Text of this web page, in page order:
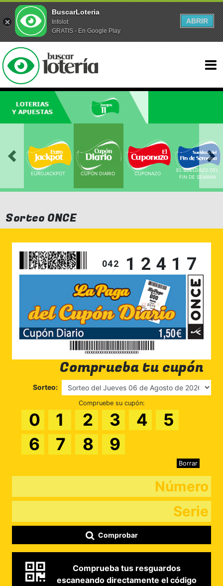
EUROJACKPOT CUPÓN DIARIO CUPONAZO
EL SUELDAZO DEL
FIN DE SEMANA
Sorteo ONCE
12417
042
Comprueba tu cupón
Sorteo:
Compruebe su cupón:
0 1 2 3 4
5
6
7 8 9
Borrar
Comprobar
Comprueba tus resguardos
escaneando directamente el código
BuscarLoteria
Infolot
GRATIS - En Google Play
ABRIR